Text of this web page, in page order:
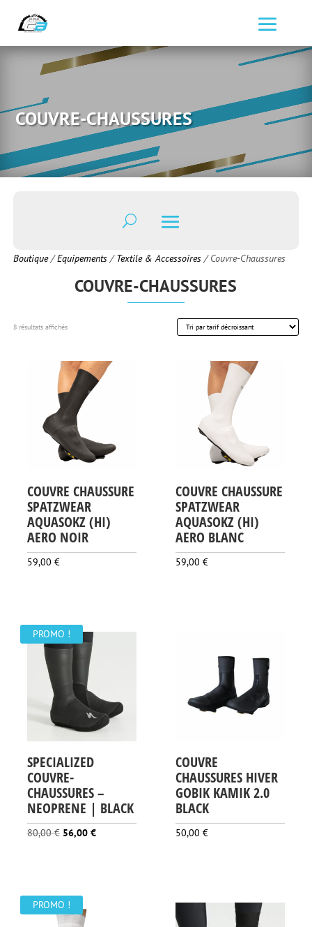
COUVRE-CHAUSSURES
Boutique/Equipements/Textile & Accessoires/ Couvre-Chaussures
COUVRE-CHAUSSURES
8 résultats affichésTrié
prix
décroissant
COUVRE CHAUSSURE
SPATZWEAR
AQUASOKZ (HI)
AERO NOIR
59,00 €
COUVRE CHAUSSURE
SPATZWEAR
AQUASOKZ (HI)
AERO BLANC
59,00€
PROMO !
SPECIALIZED
COUVRE-
CHAUSSURES –
NEOPRENE | BLACK
80,00€ Le
80,00 €.
56,00 €Le
COUVRE
CHAUSSURES HIVER
GOBIK KAMIK 2.0
BLACK
50,00€
PROMO !